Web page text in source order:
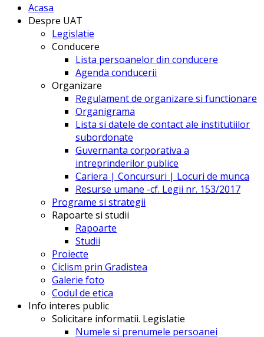
Acasa
Despre UAT
Legislatie
Conducere
Lista persoanelor din conducere
Agenda conducerii
Organizare
Regulament de organizare si functionare
Organigrama
Lista si datele de contact ale institutiilor
subordonate
Guvernanta corporativa a
intreprinderilor publice
Cariera | Concursuri | Locuri de munca
Resurse umane -cf. Legii nr. 153/2017
Programe si strategii
Rapoarte si studii
Rapoarte
Studii
Proiecte
Ciclism prin Gradistea
Galerie foto
Codul de etica
Info interes public
Solicitare informatii. Legislatie
Numele si prenumele persoanei